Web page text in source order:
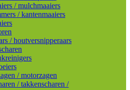
/ mulchmaaiers
/ kantenmaaiers
/ houtversnipperaars
/ motorzagen
/ takkenscharen /